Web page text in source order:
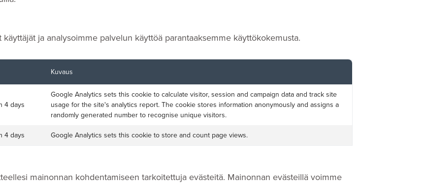
ja analysoimme palvelun käyttöä parantaaksemme käyttökokemusta.
Kuvaus
4 days
Google Analytics sets this cookie to calculate visitor, session and campaign data and track site
usage for the site's analytics report. The cookie stores information anonymously and assigns a
randomly generated number to recognise unique visitors.
4 days Google Analytics sets this cookie to store and count page views.
mainonnan kohdentamiseen tarkoitettuja evästeitä. Mainonnan evästeillä voimme